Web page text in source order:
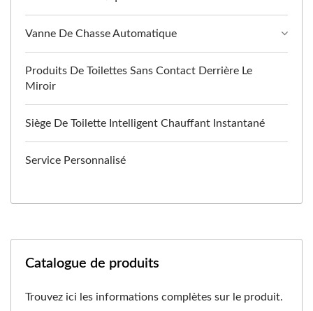
Vanne De Chasse Automatique
Produits De Toilettes Sans Contact Derrière Le
Miroir
Siège De Toilette Intelligent Chauffant Instantané
Service Personnalisé
Catalogue de produits
Trouvez ici les informations complètes sur le produit.